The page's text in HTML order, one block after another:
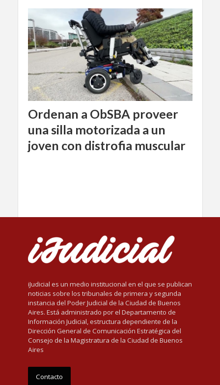
Ordenan a ObSBA proveer
una silla motorizada a un
joven con distrofia muscular
iJudicial es un medio institucional en el que se publican
noticias sobre los tribunales de primera y segunda
instancia del Poder Judicial de la Ciudad de Buenos
Aires. Está administrado por el Departamento de
Información Judicial, estructura dependiente de la
Dirección General de Comunicación Estratégica del
Consejo de la Magistratura de la Ciudad de Buenos
Aires
Contacto